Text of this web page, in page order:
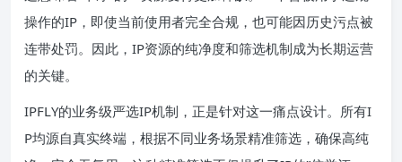
操作的IP，即使当前使用者完全合规，也可能因历史污点被
连带处罚。因此，IP资源的纯净度和筛选机制成为长期运营
的关键。
IPFLY的业务级严选IP机制，正是针对这一痛点设计。所有I
P均源自真实终端，根据不同业务场景精准筛选，确保高纯